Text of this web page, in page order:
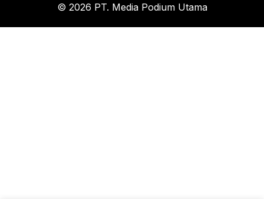
© 2026 PT. Media Podium Utama